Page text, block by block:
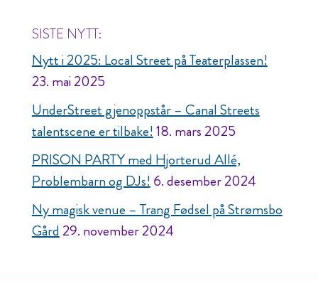
SISTE NYTT:
Nytt i 2025: Local Street på Teaterplassen!
23. mai 2025
UnderStreet gjenoppstår – Canal Streets
talentscene er tilbake!18. mars 2025
PRISON PARTY med Hjorterud Allé,
Problembarn og DJs! 6. desember 2024
Ny magisk venue – Trang Fødsel på Strømsbo
Gård29. november 2024